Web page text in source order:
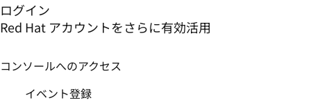
ログイン
Red Hat アカウントをさらに有効活用
コンソールへのアクセス
イベント登録